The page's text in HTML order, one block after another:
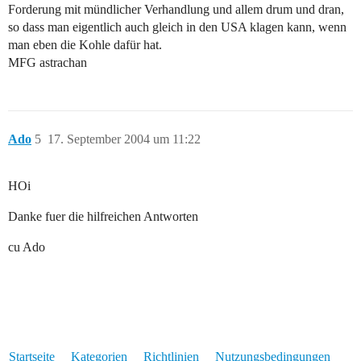
Forderung mit mündlicher Verhandlung und allem drum und dran,
so dass man eigentlich auch gleich in den USA klagen kann, wenn
man eben die Kohle dafür hat.
MFG astrachan
Ado 17. September 2004 um 11:22
5
HOi
Danke fuer die hilfreichen Antworten
cu Ado
Startseite Kategorien Richtlinien Nutzungsbedingungen